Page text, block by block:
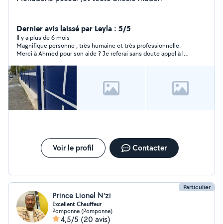
Dernier avis laissé par Leyla : 5/5
Il y a plus de 6 mois
Magnifique personne , très humaine et très professionnelle.
Merci à Ahmed pour son aide ? Je referai sans doute appel à lui
Voir le profil Contacter
Particulier
Prince Lionel N'zi
Excellent Chauffeur
Pomponne (Pomponne)
4,5/5 (20 avis)